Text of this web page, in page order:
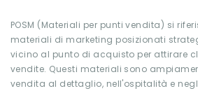
POSM (Materiali per punti vendita) si
materiali di marketing posizionati
vicino al punto di acquisto per attirare
vendite. Questi materiali sono
vendita al dettaglio, nell'ospitalità e